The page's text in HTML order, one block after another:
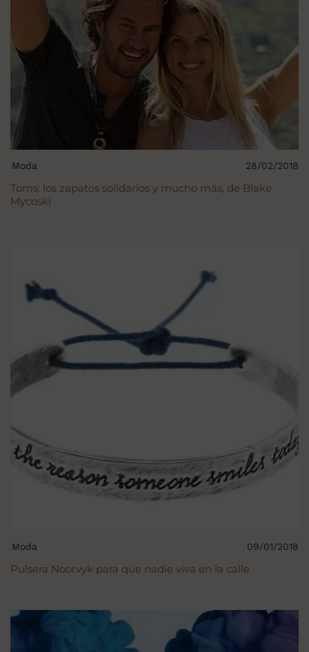
Toms: los zapatos solidarios y mucho más, de Blake
Mycoski
Moda 28/02/2018
Pulsera Noorvyk para que nadie viva en la calle
Moda 09/01/2018